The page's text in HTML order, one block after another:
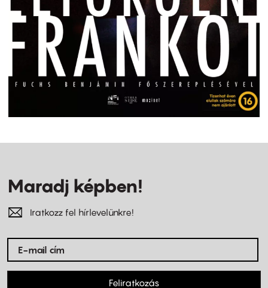
Maradj képben!
Iratkozz fel hírlevelünkre!
Feliratkozás